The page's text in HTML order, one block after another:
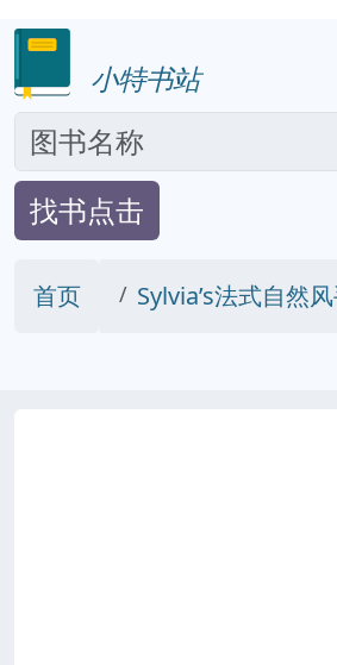
小特书站
找书点击
首页 Sylvia’s法式自然